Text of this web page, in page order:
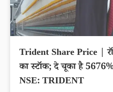
Trident Share Price |
का स्टॉक; दे चूका है 5676%
NSE: TRIDENT